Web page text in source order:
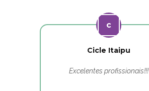
Cicle Itaipu
Excelentes profissionais!!!